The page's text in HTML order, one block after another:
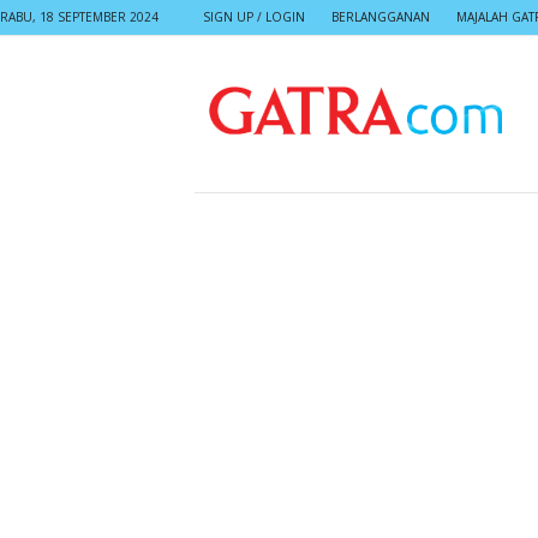
RABU, 18 SEPTEMBER 2024 SIGN UP / LOGIN BERLANGGANAN MAJALAH